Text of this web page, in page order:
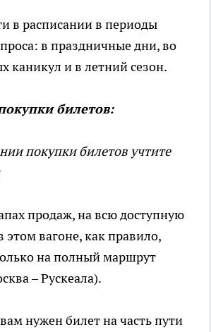
в расписании в периоды
в праздничные дни, во
каникул и в летний сезон.
билетов:
покупки билетов учтите
продаж, на всю доступную
этом вагоне, как правило,
на полный маршрут
– Рускеала).
нужен билет на часть пути